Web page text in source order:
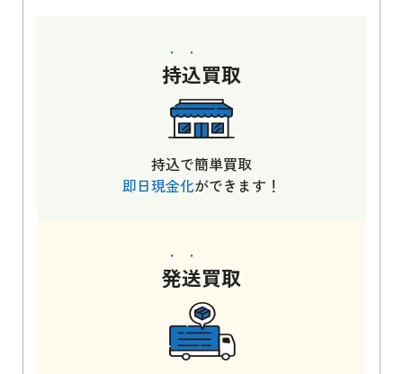
持込買取
持込で簡単買取
即日現金化ができます！
発送買取